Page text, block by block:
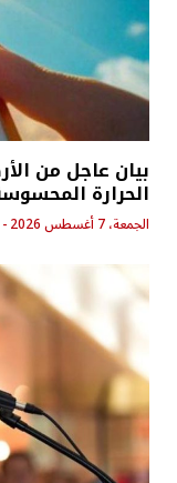
بيان عاجل من
الحرارة المحسوسة
الجمعة، 7 أغسطس 2026 - 8:09 ص